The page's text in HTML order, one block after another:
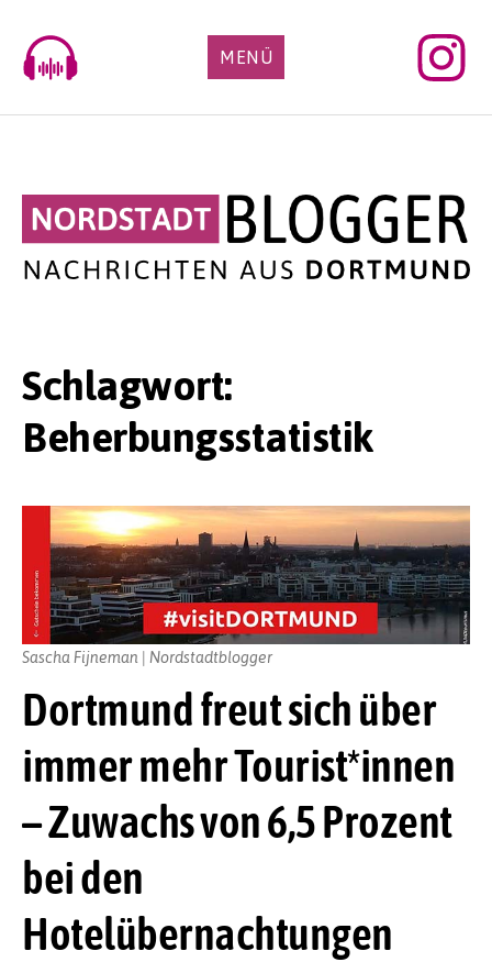
content
MENÜ
Schlagwort:
Beherbungsstatistik
Dortmund freut sich über
immer mehr Tourist*innen
– Zuwachs von 6,5 Prozent
bei den
Hotelübernachtungen
Sascha Fijneman | Nordstadtblogger